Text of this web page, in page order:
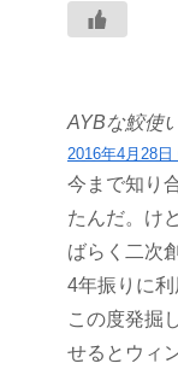
AYBな鮫使
2016年4月28日
今まで知り
たんだ。け
ばらく二次
4年振りに利
この度発掘
せるとウィ